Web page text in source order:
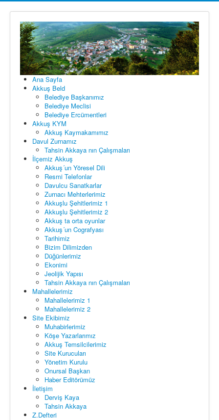
Ana Sayfa
Akkuş Beld
Belediye Başkanımız
Belediye Meclisi
Belediye Ercümentleri
Akkuş KYM
Akkuş Kaymakamımız
Davul Zurnamız
Tahsin Akkaya nın Çalışmaları
İlçemiz Akkuş
Akkuş´un Yöresel Dili
Resmi Telefonlar
Davulcu Sanatkarlar
Zurnacı Mehterlerimiz
Akkuşlu Şehitlerimiz 1
Akkuşlu Şehitlerimiz 2
Akkuş ta orta oyunlar
Akkuş´un Cografyası
Tarihimiz
Bizim Dilimizden
Düğünlerimiz
Ekonimi
Jeolijik Yapısı
Tahsin Akkaya nın Çalışmaları
Mahallelerimiz
Mahallelerimiz 1
Mahallelerimiz 2
Site Ekibimiz
Muhabirlerimiz
Köşe Yazarlarımız
Akkuş Temsilcilerimiz
Site Kurucuları
Yönetim Kurulu
Onursal Başkan
Haber Editörümüz
İletişim
Derviş Kaya
Tahsin Akkaya
Z.Defteri